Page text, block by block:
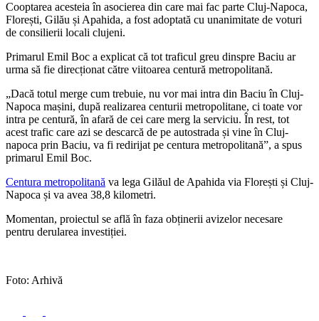
Cooptarea acesteia în asocierea din care mai fac parte Cluj-Napoca,
Florești, Gilău și Apahida, a fost adoptată cu unanimitate de voturi
de consilierii locali clujeni.
Primarul Emil Boc a explicat că tot traficul greu dinspre Baciu ar
urma să fie direcționat către viitoarea centură metropolitană.
„Dacă totul merge cum trebuie, nu vor mai intra din Baciu în Cluj-
Napoca mașini, după realizarea centurii metropolitane, ci toate vor
intra pe centură, în afară de cei care merg la serviciu. În rest, tot
acest trafic care azi se descarcă de pe autostrada și vine în Cluj-
napoca prin Baciu, va fi redirijat pe centura metropolitană”, a spus
primarul Emil Boc.
Centura metropolitană va lega Gilăul de Apahida via Florești și Cluj-
Napoca și va avea 38,8 kilometri.
Momentan, proiectul se află în faza obținerii avizelor necesare
pentru derularea investiției.
Foto: Arhivă